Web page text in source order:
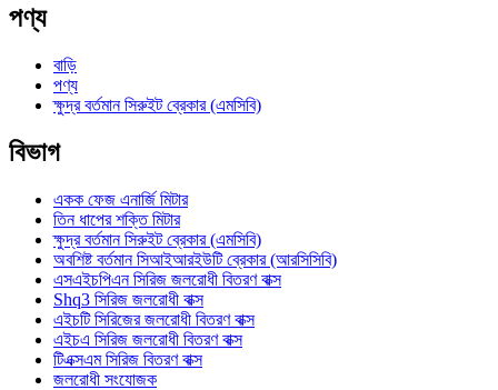
পণ্য
বাড়ি
পণ্য
ক্ষুদ্র বর্তমান সিরুইট ব্রেকার (এমসিবি)
বিভাগ
একক ফেজ এনার্জি মিটার
তিন ধাপের শক্তি মিটার
ক্ষুদ্র বর্তমান সিরুইট ব্রেকার (এমসিবি)
অবশিষ্ট বর্তমান সিআইআরইউটি ব্রেকার (আরসিসিবি)
এসএইচপিএন সিরিজ জলরোধী বিতরণ বাক্স
Shq3 সিরিজ জলরোধী বাক্স
এইচটি সিরিজের জলরোধী বিতরণ বাক্স
এইচএ সিরিজ জলরোধী বিতরণ বাক্স
টিএক্সএম সিরিজ বিতরণ বাক্স
জলরোধী সংযোজক